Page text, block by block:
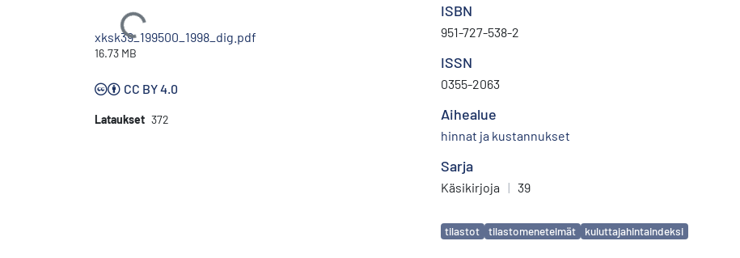
Ladataan...
xksk39_199500_1998_dig.pdf
16.73 MB
CC BY 4.0
Lataukset 372
ISBN
951-727-538-2
ISSN
0355-2063
Aihealue
hinnat ja kustannukset
Sarja
Käsikirjoja | 39
Avainsanat
tilastot tilastomenetelmät kuluttajahintaindeksi